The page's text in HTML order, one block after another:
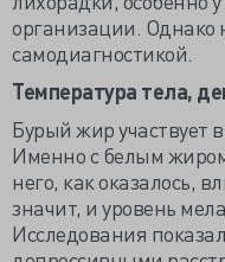
организации. Однако
самодиагностикой.
Температура тела,
Бурый жир участвует
Именно с белым
него, как оказалось,
значит, и уровень
Исследования